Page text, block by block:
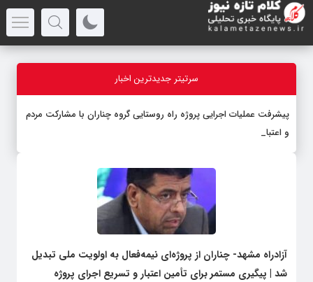
سرتیتر جدیدترین اخبار
پیشرفت عملیات اجرایی پروژه راه روستایی گروه چناران با مشارکت مردم
و اعتبارات د
آزادراه مشهد- چناران از پروژه‌ای نیمه‌فعال به اولویت ملی تبدیل
شد | پیگیری مستمر برای تأمین اعتبار و تسریع اجرای پروژه